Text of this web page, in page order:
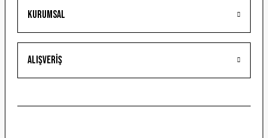
Kurumsal
Alışveriş